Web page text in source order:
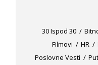
30 Ispod 30
Filmovi
HR
Poslovne Vesti